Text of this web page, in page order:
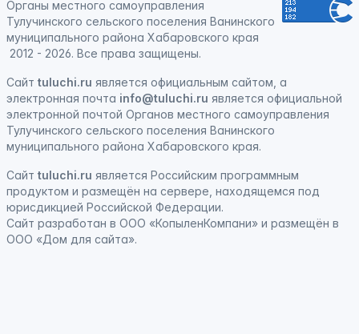
Органы местного самоуправления
Тулучинского сельского поселения Ванинского
муниципального района Хабаровского края
2012 - 2026. Все права защищены.
Сайт tuluchi.ru является официальным сайтом, а
электронная почта info@tuluchi.ru является официальной
электронной почтой Органов местного самоуправления
Тулучинского сельского поселения Ванинского
муниципального района Хабаровского края.
Сайт tuluchi.ru является Российским программным
продуктом и размещён на сервере, находящемся под
юрисдикцией Российской Федерации.
Сайт разработан в ООО «КопыленКомпани» и размещён в
ООО «Дом для сайта».